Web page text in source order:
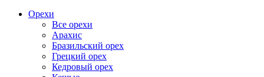
Орехи
Все орехи
Арахис
Бразильский орех
Грецкий орех
Кедровый орех